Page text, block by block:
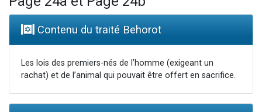
Contenu du traité Behorot
Les lois des premiers-nés de l’homme (exigeant un
rachat) et de l’animal qui pouvait être offert en sacrifice.